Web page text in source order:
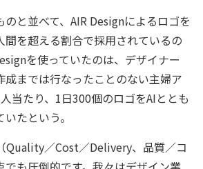
と並べて、AIR Designによるロゴを
間を超える割合で採用されているの
を使っていたのは、デザイナー
成までは行なったことのない主婦ア
当たり、1日300個のロゴをAIととも
たという。
Quality／Cost／Delivery、品質／コ